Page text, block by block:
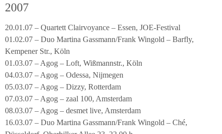
2007
20.01.07 – Quartett Clairvoyance – Essen, JOE-Festival
01.02.07 – Duo Martina Gassmann/Frank Wingold – Barfly,
Kempener Str., Köln
01.03.07 – Agog – Loft, Wißmannstr., Köln
04.03.07 – Agog – Odessa, Nijmegen
05.03.07 – Agog – Dizzy, Rotterdam
07.03.07 – Agog – zaal 100, Amsterdam
08.03.07 – Agog – desmet live, Amsterdam
16.03.07 – Duo Martina Gassmann/Frank Wingold – Ché,